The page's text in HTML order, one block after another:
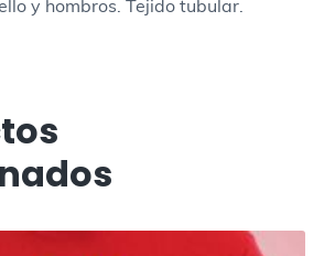
y hombros. Tejido tubular.